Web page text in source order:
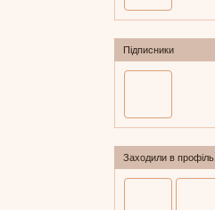
Підписники
Заходили в профіль